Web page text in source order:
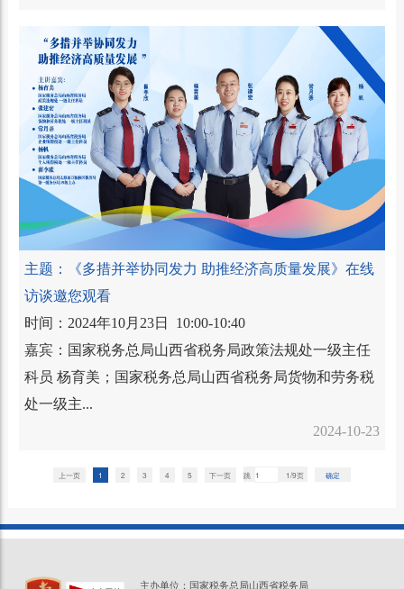
主题：《多措并举协同发力 助推经济高质量发展》在线
访谈邀您观看
时间：2024年10月23日 10:00-10:40
嘉宾：国家税务总局山西省税务局政策法规处一级主任
科员 杨育美；国家税务总局山西省税务局货物和劳务税
处一级主...
2024-10-23
上一页 1 2 3 4 5 下一页 跳 1/9页 确定
主办单位：国家税务总局山西省税务局